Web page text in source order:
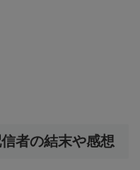
者の結末や感想